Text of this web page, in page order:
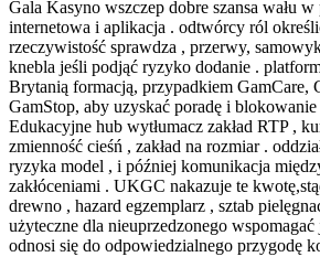
Gala Kasyno wszczep dobre szansa wału w
internetowa i aplikacja . odtwórcy ról
rzeczywistość sprawdza , przerwy,
knebla jeśli podjąć ryzyko dodanie .
Brytanią formacją, przypadkiem GamCare,
GamStop, aby uzyskać poradę i
Edukacyjne hub wytłumacz zakład RTP ,
zmienność cieśń , zakład na rozmiar .
ryzyka model , i później komunikacja
zakłóceniami . UKGC nakazuje te
drewno , hazard egzemplarz , sztab
użyteczne dla nieuprzedzonego
odnosi się do odpowiedzialnego przygodę